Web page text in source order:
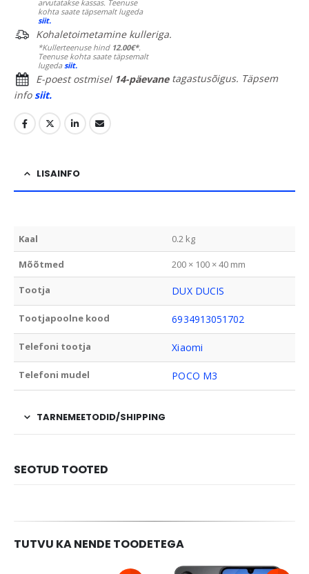
arvutatakse kassas. Teenuse
kohta saate täpsemalt lugeda
siit.
Kohaletoimetamine kulleriga.
*Kullerteenuse hind 12.00€*.
Teenuse kohta saate täpsemalt
lugedasiit.
E-poest ostmisel 14-päevanetagastusõigus. Täpsem
infosiit.
LISAINFO
Kaal 0.2 kg
Mõõtmed 200 × 100 × 40 mm
Tootja DUX DUCIS
Tootjapoolne kood 6934913051702
Telefoni tootja Xiaomi
Telefoni mudel POCO M3
TARNEMEETODID/SHIPPING
SEOTUD TOOTED
TUTVU KA NENDE TOODETEGA